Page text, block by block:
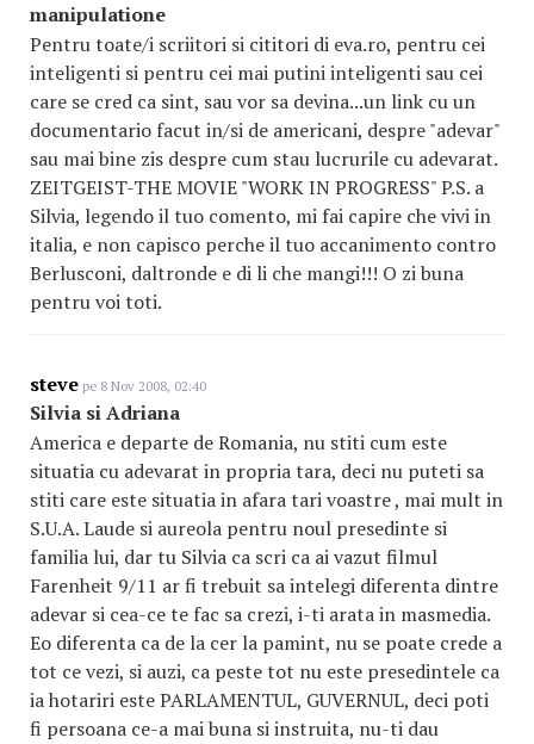
manipulatione
Pentru toate/i scriitori si cititori di eva.ro, pentru cei
inteligenti si pentru cei mai putini inteligenti sau cei
care se cred ca sint, sau vor sa devina...un link cu un
documentario facut in/si de americani, despre "adevar"
sau mai bine zis despre cum stau lucrurile cu adevarat.
ZEITGEIST-THE MOVIE "WORK IN PROGRESS" P.S. a
Silvia, legendo il tuo comento, mi fai capire che vivi in
italia, e non capisco perche il tuo accanimento contro
Berlusconi, daltronde e di li che mangi!!! O zi buna
pentru voi toti.
steve pe 8 Nov 2008, 02:40
Silvia si Adriana
America e departe de Romania, nu stiti cum este
situatia cu adevarat in propria tara, deci nu puteti sa
stiti care este situatia in afara tari voastre , mai mult in
S.U.A. Laude si aureola pentru noul presedinte si
familia lui, dar tu Silvia ca scri ca ai vazut filmul
Farenheit 9/11 ar fi trebuit sa intelegi diferenta dintre
adevar si cea-ce te fac sa crezi, i-ti arata in masmedia.
Eo diferenta ca de la cer la pamint, nu se poate crede a
tot ce vezi, si auzi, ca peste tot nu este presedintele ca
ia hotariri este PARLAMENTUL, GUVERNUL, deci poti
fi persoana ce-a mai buna si instruita, nu-ti dau